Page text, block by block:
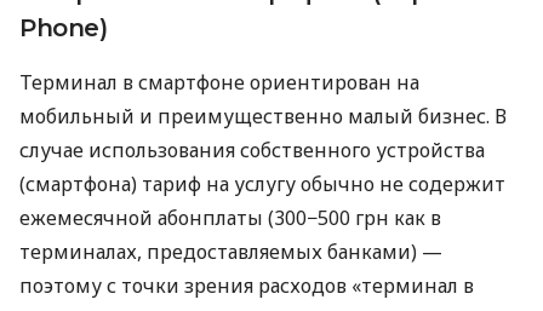
Phone)
Терминал в смартфоне ориентирован на
мобильный и преимущественно малый бизнес. В
случае использования собственного устройства
(смартфона) тариф на услугу обычно не содержит
ежемесячной абонплаты (300−500 грн как в
терминалах, предоставляемых банками) —
поэтому с точки зрения расходов «терминал в